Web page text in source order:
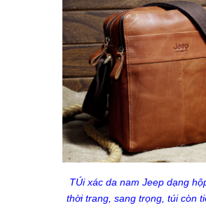
TÚi xác da nam Jeep dạng
thời trang, sang trọng, túi còn